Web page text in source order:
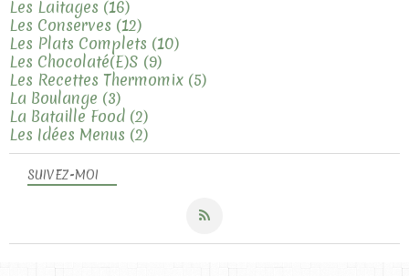
SUIVEZ-MOI
Les Laitages (16)
Les Conserves (12)
Les Plats Complets (10)
Les Chocolaté(e)s (9)
Les Recettes Thermomix (5)
La Boulange (3)
La Bataille Food (2)
Les Idées Menus (2)